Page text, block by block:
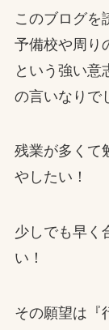
このブログを
予備校や周り
という強い意
の言いなりで
残業が多くて
やしたい！
少しでも早く
い！
その願望は『